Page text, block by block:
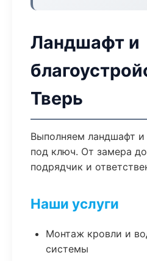
Ландшафт и
Тверь
Выполняем ландшафт и
под ключ. От замера
подрядчик и
Наши услуги
Монтаж кровли и
системы